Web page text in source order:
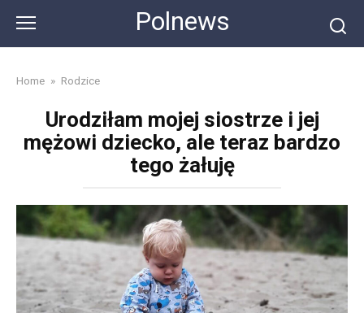
content
Polnews
Home » Rodzice
Urodziłam mojej siostrze i jej
mężowi dziecko, ale teraz bardzo
tego żałuję